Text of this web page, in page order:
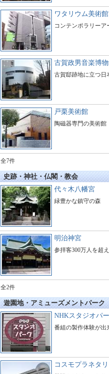
ワタリウム美術館
コンテンポラリーア
古賀政男音楽博
古賀邸跡地に立つ日
戸栗美術館
陶磁器専門の美術館
全7件
史跡・神社・仏閣・教会
代々木八幡宮
緑豊かな鎮守の森
明治神宮
参拝客300万人を超
全2件
遊園地・アミューズメントパーク
NHKスタジオパ
番組の製作体験が出
コスモプラネタ